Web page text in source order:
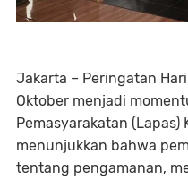
Jakarta – Peringatan
Oktober menjadi
Pemasyarakatan
menunjukkan bahwa
tentang pengamanan,